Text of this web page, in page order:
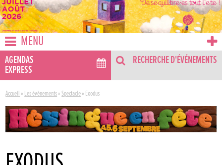
MENU
AGENDAS
EXPRESS
RECHERCHE D'ÉVÉNEMENTS
Accueil » Les évènements»Spectacle» Exodus